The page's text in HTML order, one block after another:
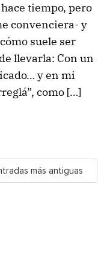
tiempo, pero
convenciera- y
suele ser
llevarla: Con un
y en mi
como […]
más antiguas